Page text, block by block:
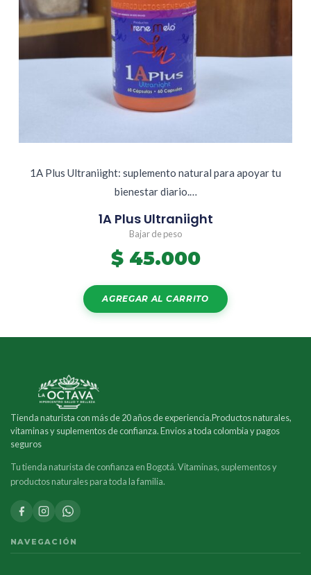
1A Plus Ultraniight: suplemento natural para apoyar tu
bienestar diario.…
1A Plus Ultraniight
Bajar de peso
$45.000
AGREGAR AL CARRITO
Tienda naturista con más de 20 años de experiencia.Productos naturales,
vitaminas y suplementos de confianza. Envios a toda colombia y pagos
seguros
Tu tienda naturista de confianza en Bogotá. Vitaminas, suplementos y
productos naturales para toda la familia.
NAVEGACIÓN